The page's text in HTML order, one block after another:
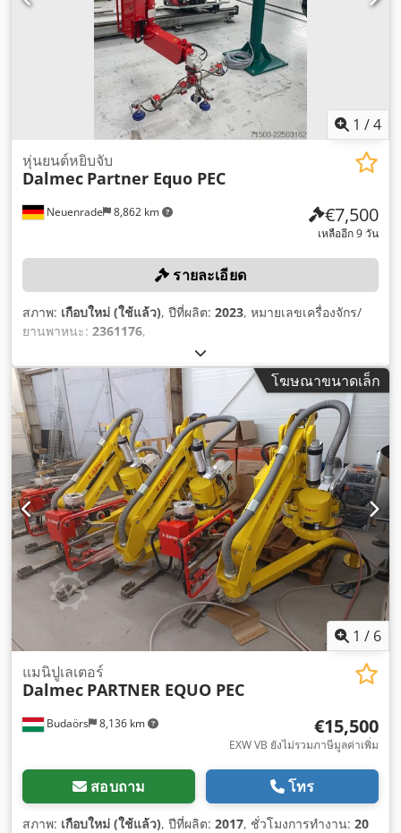
1 /4
Neuenrade 8,862 km
หุ่นยนต์หยิบจับ
Dalmec Partner Equo PEC
€7,500
เหลืออีก 9 วัน
รายละเอียด
สภาพ: เกือบใหม่ (ใช้แล้ว), ปีที่ผลิต: 2023, หมายเลขเครื่องจักร/
ยานพาหนะ: 2361176,
โฆษณาขนาดเล็ก
1 / 6
Budaörs 8,136 km
แมนิปูเลเตอร์
Dalmec PARTNER EQUO PEC
€15,500
EXW VB ยังไม่รวมภาษีมูลค่าเพิ่ม
สอบถาม โทร
สภาพ: เกือบใหม่ (ใช้แล้ว), ปีที่ผลิต: 2017, ชั่วโมงการทำงาน: 20